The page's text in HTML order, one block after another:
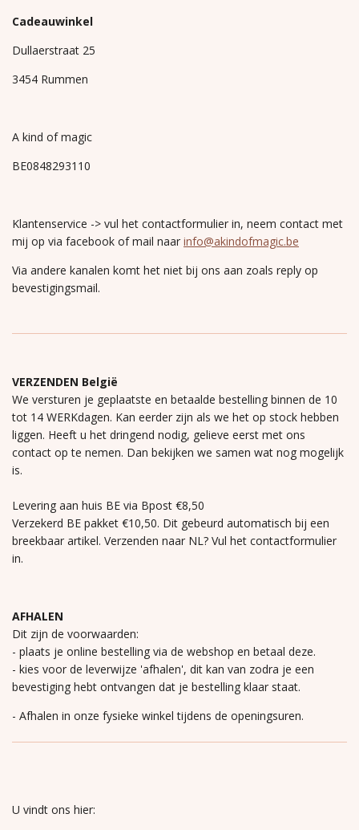
Cadeauwinkel
Dullaerstraat 25
3454 Rummen
A kind of magic
BE0848293110
Klantenservice -> vul het contactformulier in, neem contact met
mij op via facebook of mail naar info@akindofmagic.be
Via andere kanalen komt het niet bij ons aan zoals reply op
bevestigingsmail.
VERZENDEN België
We versturen je geplaatste en betaalde bestelling binnen de 10
tot 14 WERKdagen. Kan eerder zijn als we het op stock hebben
liggen. Heeft u het dringend nodig, gelieve eerst met ons
contact op te nemen. Dan bekijken we samen wat nog mogelijk
is.
Levering aan huis BE via Bpost €8,50
Verzekerd BE pakket €10,50. Dit gebeurd automatisch bij een
breekbaar artikel. Verzenden naar NL? Vul het contactformulier
in.
AFHALEN
Dit zijn de voorwaarden:
- plaats je online bestelling via de webshop en betaal deze.
- kies voor de leverwijze 'afhalen', dit kan van zodra je een
bevestiging hebt ontvangen dat je bestelling klaar staat.
- Afhalen in onze fysieke winkel tijdens de openingsuren.
U vindt ons hier: